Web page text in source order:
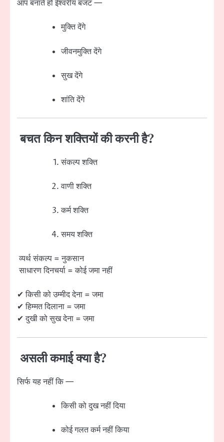
आप बनाते हो ईश्वरीय बजट —
मुक्ति देंगे
जीवनमुक्ति देंगे
सुख देंगे
शांति देंगे
बचत किन शक्तियों की करनी है?
संकल्प शक्ति
वाणी शक्ति
कर्म शक्ति
समय शक्ति
व्यर्थ संकल्प = नुकसान
साधारण दिनचर्या = कोई जमा नहीं
✔ किसी को उम्मीद देना = जमा
✔ हिम्मत दिलाना = जमा
✔ दुखी को सुख देना = जमा
असली कमाई क्या है?
सिर्फ यह नहीं कि —
किसी को दुख नहीं दिया
कोई गलत कर्म नहीं किया